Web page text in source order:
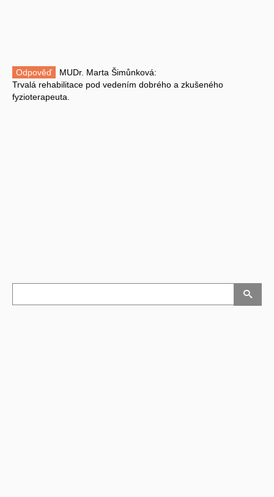
Odpověď
MUDr. Marta Šimůnková:
Trvalá rehabilitace pod vedením dobrého a zkušeného
fyzioterapeuta.